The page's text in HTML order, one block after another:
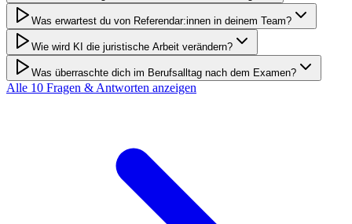
Was erwartest du von Referendar:innen in deinem Team?
Wie wird KI die juristische Arbeit verändern?
Was überraschte dich im Berufsalltag nach dem Examen?
Alle 10 Fragen & Antworten anzeigen